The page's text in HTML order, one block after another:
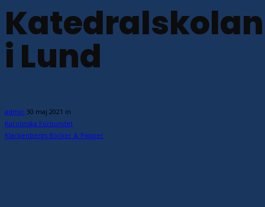
Katedralskolan
i Lund
admin 30 maj 2021 in
Karolinska Förbundet
Klackenbergs Böcker & Papper